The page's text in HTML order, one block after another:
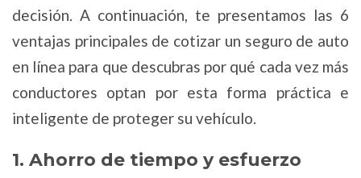
decisión. A continuación, te presentamos las 6
ventajas principales de cotizar un seguro de auto
en línea para que descubras por qué cada vez más
conductores optan por esta forma práctica e
inteligente de proteger su vehículo.
1. Ahorro de tiempo y esfuerzo